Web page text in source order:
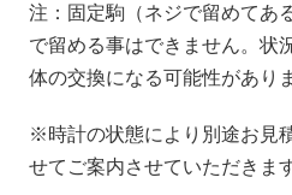
注：固定駒（ネジで留めてあ
で留める事はできません。状
体の交換になる可能性があり
※時計の状態により別途お見
せてご案内させていただきま